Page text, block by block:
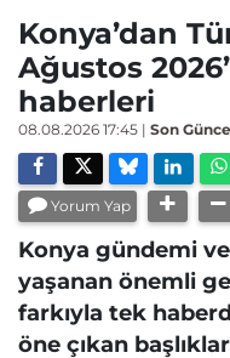
Konya’dan
Ağustos
haberleri
08.08.2026 17:45 | Son
Yorum Yap
Konya gündemi
yaşanan önemli
farkıyla tek
öne çıkan